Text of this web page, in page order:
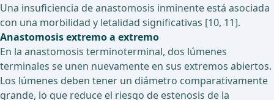
Una insuficiencia de anastomosis inminente está asociada
con una morbilidad y letalidad significativas [10, 11].
Anastomosis extremo a extremo
En la anastomosis terminoterminal, dos lúmenes
terminales se unen nuevamente en sus extremos abiertos.
Los lúmenes deben tener un diámetro comparativamente
grande, lo que reduce el riesgo de estenosis de la